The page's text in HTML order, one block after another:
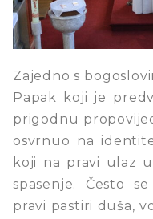
Zajedno s
Papak koji je
prigodnu
osvrnuo na
koji na pravi ulaz
spasenje. Često
pravi pastiri duša,